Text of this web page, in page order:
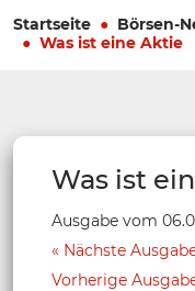
Startseite Börsen-
Was ist eine Aktie
Was ist
Ausgabe vom
Nächste
Vorherige